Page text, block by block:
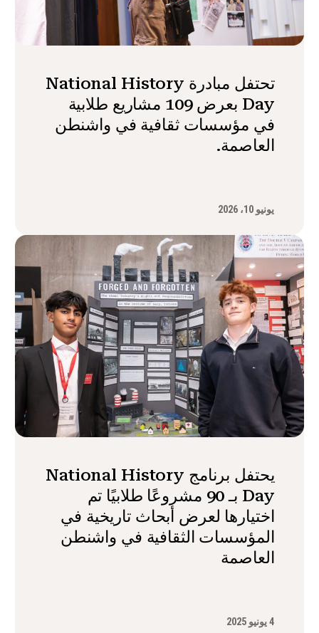
تحتفل مبادرة National History
Day بعرض 109 مشاريع طلابية
في مؤسسات ثقافية في واشنطن
العاصمة.
يونيو 10، 2026
يحتفل برنامج National History
Day بـ 90 مشروعًا طلابيًا تم
اختيارها لعرض أبحاث تاريخية في
المؤسسات الثقافية في واشنطن
العاصمة
4 يونيو 2025